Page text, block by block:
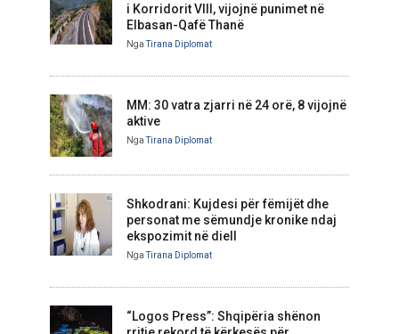
i Korridorit VIII, vijojnë punimet në
Elbasan-Qafë Thanë
NgaTirana Diplomat
MM: 30 vatra zjarri në 24 orë, 8 vijojnë
aktive
NgaTirana Diplomat
Shkodrani: Kujdesi për fëmijët dhe
personat me sëmundje kronike ndaj
ekspozimit në diell
NgaTirana Diplomat
“Logos Press”: Shqipëria shënon